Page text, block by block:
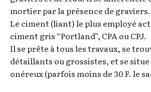
mortier par la présence de graviers.
Le ciment (liant) le plus employé
ciment gris “Portland”, CPA ou CPJ.
Il se prête à tous les travaux, se
détaillants ou grossistes, et se
onéreux (parfois moins de 30 F. le